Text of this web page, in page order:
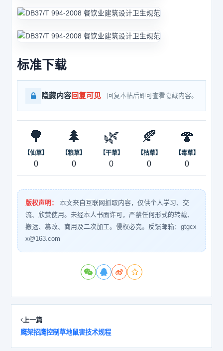
标准下载
隐藏内容回复可见 回复本帖后即可查看隐藏内容。
🌳
【仙草】
0
🌲
【粮草】
0
🌿
【干草】
0
🍂
【枯草】
0
🍄
【毒草】
0
版权声明：
本文来自互联网抓取内容，仅供个人学习、交
流、欣赏使用。未经本人书面许可，严禁任何形式的转载、
搬运、篡改、商用及二次加工。侵权必究。反馈邮箱：gtgcx
x@163.com
上一篇
鹰架招鹰控制草地鼠害技术规程